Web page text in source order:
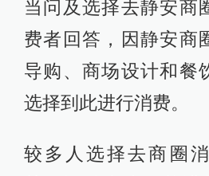
当问及选择去静安商
费者回答，因静安商
导购、商场设计和餐
选择到此进行消费。
较多人选择去商圈